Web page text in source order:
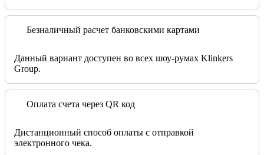
Безналичный расчет банковскими картами
Данный вариант доступен во всех шоу-румах Klinkers
Group.
Оплата счета через QR код
Дистанционный способ оплаты с отправкой
электронного чека.